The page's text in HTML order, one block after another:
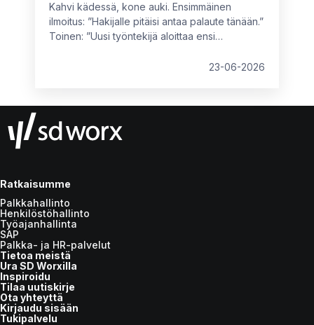
Kahvi kädessä, kone auki. Ensimmäinen
ilmoitus: ”Hakijalle pitäisi antaa palaute tänään.”
Toinen: ”Uusi työntekijä aloittaa ensi
kunnossa?” Kolmas: ”Voitko tarkistaa nämä
jatkuvaa tasapainottelua, jossa rekrytointi,
arjen hallinta ja ihmisten kehittäminen kulkevat
rinnakkain, usein jopa saman tunnin aikana.
23-06-2026
Ratkaisumme
Palkkahallinto
Henkilöstöhallinto
Työajanhallinta
SAP
Palkka- ja HR-palvelut
Tietoa meistä
Ura SD Worxilla
Inspiroidu
Tilaa uutiskirje
Ota yhteyttä
Kirjaudu sisään
Tukipalvelu